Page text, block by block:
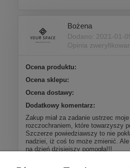
Bożena
Dodano: 2021-01-
Opinia
Ocena produktu:
Ocena sklepu:
Ocena dostawy:
Dodatkowy komentarz:
Zakup miał za zadanie ustrzec moje
rozczochraniem, które towarzyszy
Szczerze powiedziawszy to nie
nadziei, iż coś to może zmienić.
na dzień dzisiejszy pomogła!!!